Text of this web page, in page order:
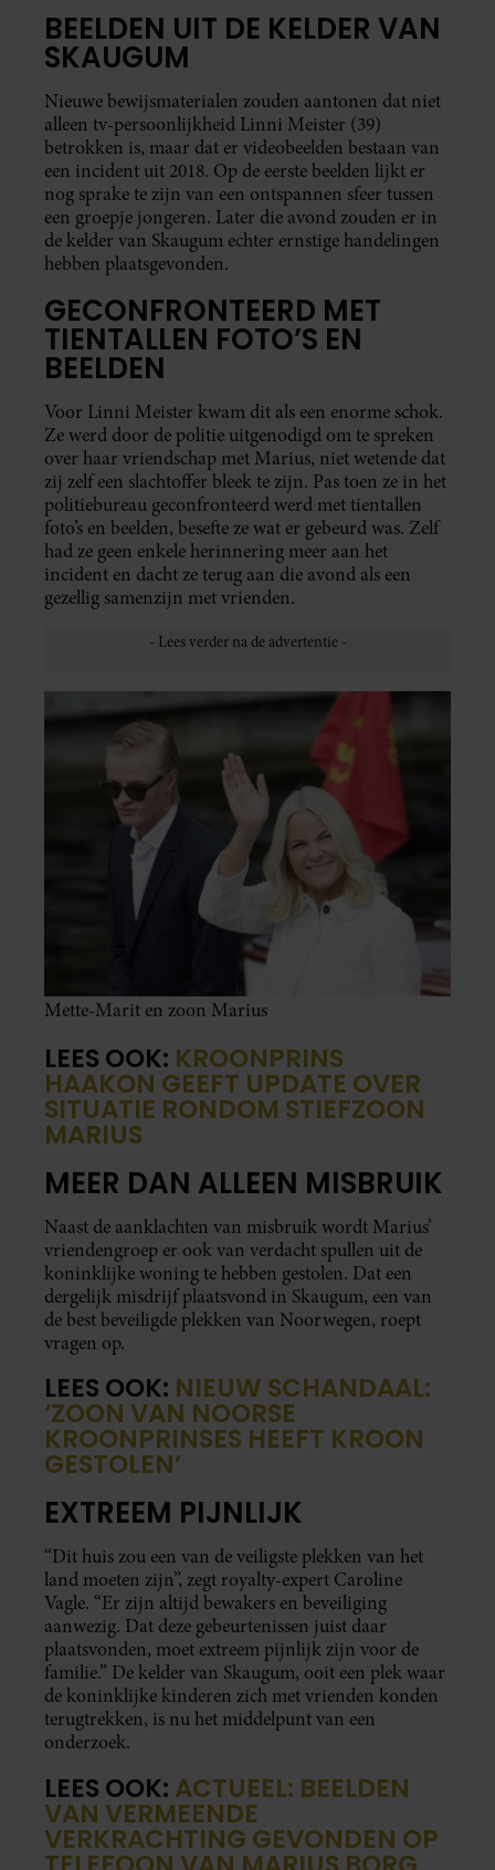
BEELDEN UIT DE KELDER VAN
SKAUGUM
Nieuwe bewijsmaterialen zouden aantonen dat niet
alleen tv-persoonlijkheid Linni Meister (39)
betrokken is, maar dat er videobeelden bestaan van
een incident uit 2018. Op de eerste beelden lijkt er
nog sprake te zijn van een ontspannen sfeer tussen
een groepje jongeren. Later die avond zouden er in
de kelder van Skaugum echter ernstige handelingen
hebben plaatsgevonden.
GECONFRONTEERD MET
TIENTALLEN FOTO’S EN
BEELDEN
Voor Linni Meister kwam dit als een enorme schok.
Ze werd door de politie uitgenodigd om te spreken
over haar vriendschap met Marius, niet wetende dat
zij zelf een slachtoffer bleek te zijn. Pas toen ze in het
politiebureau geconfronteerd werd met tientallen
foto’s en beelden, besefte ze wat er gebeurd was. Zelf
had ze geen enkele herinnering meer aan het
incident en dacht ze terug aan die avond als een
gezellig samenzijn met vrienden.
Mette-Marit en zoon Marius
LEES OOK: KROONPRINS
HAAKON GEEFT UPDATE OVER
SITUATIE RONDOM STIEFZOON
MARIUS
MEER DAN ALLEEN MISBRUIK
Naast de aanklachten van misbruik wordt Marius’
vriendengroep er ook van verdacht spullen uit de
koninklijke woning te hebben gestolen. Dat een
dergelijk misdrijf plaatsvond in Skaugum, een van
de best beveiligde plekken van Noorwegen, roept
vragen op.
LEES OOK: NIEUW SCHANDAAL:
‘ZOON VAN NOORSE
KROONPRINSES HEEFT KROON
GESTOLEN’
EXTREEM PIJNLIJK
“Dit huis zou een van de veiligste plekken van het
land moeten zijn”, zegt royalty-expert Caroline
Vagle. “Er zijn altijd bewakers en beveiliging
aanwezig. Dat deze gebeurtenissen juist daar
plaatsvonden, moet extreem pijnlijk zijn voor de
familie.” De kelder van Skaugum, ooit een plek waar
de koninklijke kinderen zich met vrienden konden
terugtrekken, is nu het middelpunt van een
onderzoek.
LEES OOK: ACTUEEL: BEELDEN
VAN VERMEENDE
VERKRACHTING GEVONDEN OP